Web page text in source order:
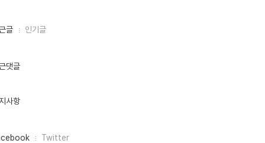
글 인기글
댓글
사항
Twitter